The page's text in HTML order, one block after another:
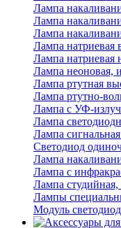
Лампа
Лампа
Лампа
Лампа натриевая
Лампа натриевая
Лампа неоновая,
Лампа ртутная
Лампа ртутно-
Лампа с УФ-
Лампа
Лампа
Светодиод
Лампа
Лампа с
Лампа
Лампы
Модуль